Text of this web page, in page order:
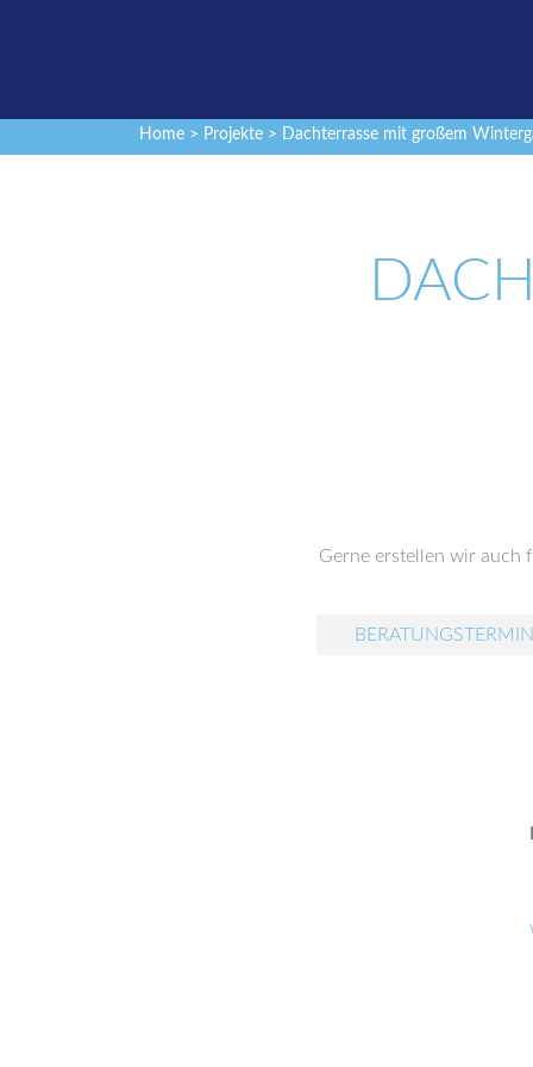
Home > Projekte > Dachterrasse mit großem
Gerne erstellen wir auch